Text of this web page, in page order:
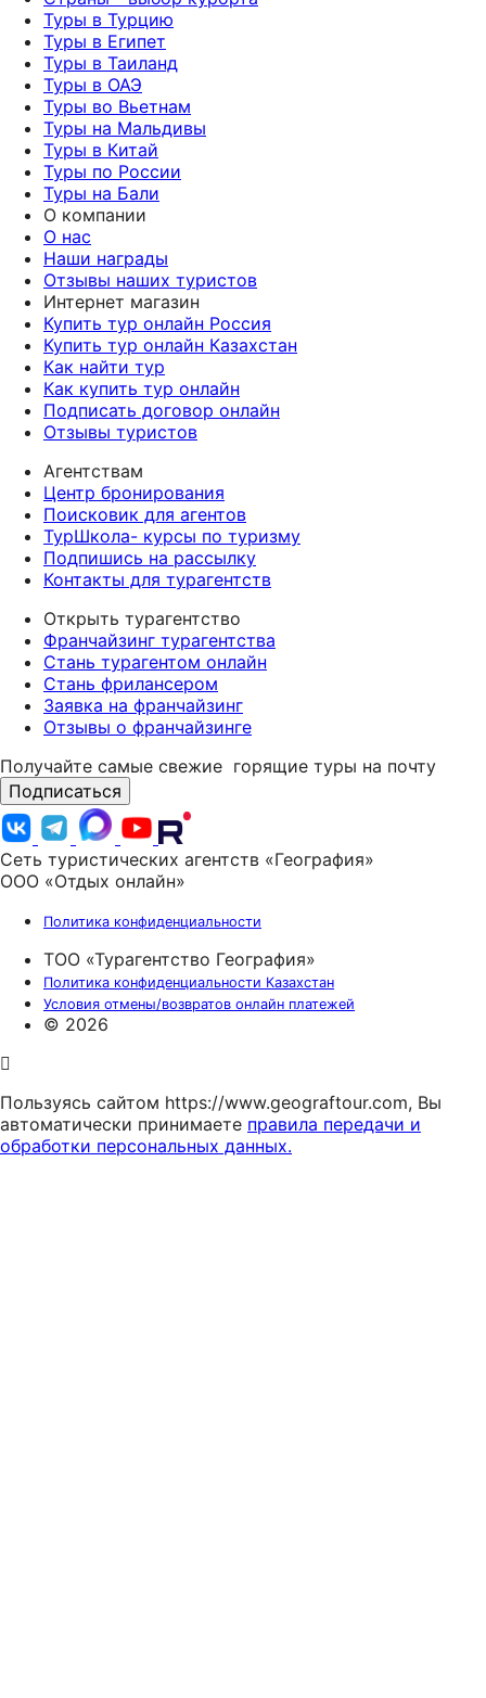
Туры в Турцию
Туры в Египет
Туры в Таиланд
Туры в ОАЭ
Туры во Вьетнам
Туры на Мальдивы
Туры в Китай
Туры по России
Туры на Бали
О компании
О нас
Наши награды
Отзывы наших туристов
Интернет магазин
Купить тур онлайн Россия
Купить тур онлайн Казахстан
Как найти тур
Как купить тур онлайн
Подписать договор онлайн
Отзывы туристов
Агентствам
Центр бронирования
Поисковик для агентов
ТурШкола- курсы по туризму
Подпишись на рассылку
Контакты для турагентств
Открыть турагентство
Франчайзинг турагентства
Стань турагентом онлайн
Стань фрилансером
Заявка на франчайзинг
Отзывы о франчайзинге
Получайте самые свежие горящие туры на почту
Подписаться
Сеть туристических агентств «География»
ООО «Отдых онлайн»
Политика конфиденциальности
ТОО «Турагентство География»
Политика конфиденциальности Казахстан
Условия отмены/возвратов онлайн платежей
© 2026
Пользуясь сайтом https://www.geograftour.com, Вы
автоматически принимаете правила передачи и
обработки персональных данных.